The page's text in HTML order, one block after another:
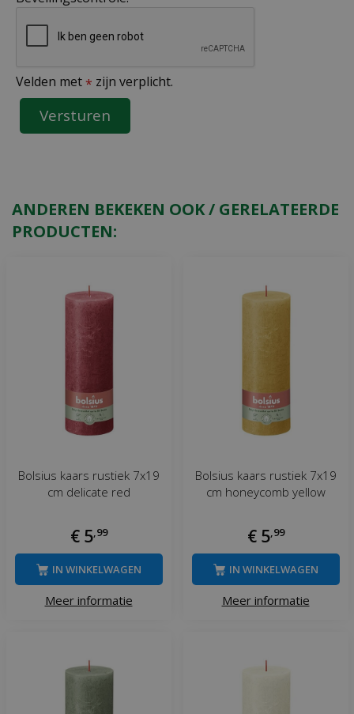
Velden met * zijn verplicht.
ANDEREN BEKEKEN OOK / GERELATEERDE
PRODUCTEN:
Bolsius kaars rustiek 7x19
cm delicate red
€ 5,99
Meer informatie
IN WINKELWAGEN
Bolsius kaars rustiek 7x19
cm honeycomb yellow
€ 5,99
Meer informatie
IN WINKELWAGEN